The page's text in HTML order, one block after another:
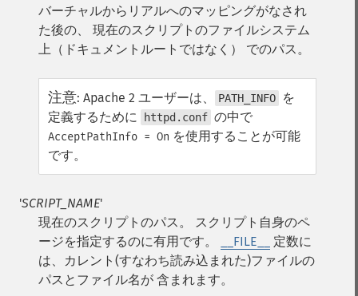
バーチャルからリアルへのマッピングがなされ
た後の、 現在のスクリプトのファイルシステム
上（ドキュメントルートではなく） でのパス。
注意: Apache 2 ユーザーは、 PATH_INFO
を
定義するために
httpd.conf の中で
AcceptPathInfo = On を使用することが可能
です。
'SCRIPT_NAME'
現在のスクリプトのパス。 スクリプト自身のペ
ージを指定するのに有用です。
__FILE__
定数に
は、カレント(すなわち読み込まれた)ファイルの
パスとファイル名が 含まれます。